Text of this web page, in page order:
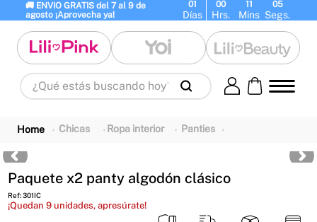
🚚 ENVIO GRATIS del 7 al 9 de
agosto ¡Aprovecha ya!
01
Días
00
Hrs.
11
Mins
04
Segs.
¿Qué estás buscando hoy?
Chicas Ropa interior Panties
Paquete x2 panty algodón clásico
Ref:301IC
¡Quedan9 unidades, apresúrate!
panty 2 brasier 3.
7. perfumes 8. perfume 9.
10. maletas